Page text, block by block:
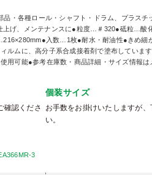
各種ロール・シャフト・ドラム、プラスチ
上げ、メンテナンスに●粒度…＃320●砥粒…酸
入数…1枚●耐水・耐油性●きめ細
ルムに、高分子系合成接着剤で塗布していま
用可能●参考在庫数・商品詳細・サイズ情報
確認くださ
個装サイズ
お手数をお掛けいたしますが
い。
3